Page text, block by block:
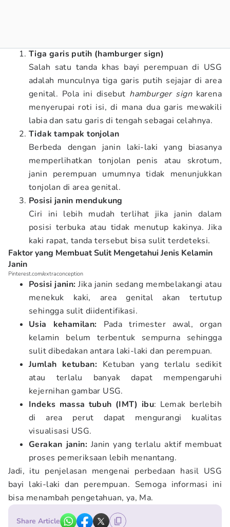
Tiga garis putih (hamburger sign)
Salah satu tanda khas bayi perempuan di USG
adalah munculnya tiga garis putih sejajar di area
genital. Pola ini disebut hamburger signkarena
menyerupai roti isi, di mana dua garis mewakili
labia dan satu garis di tengah sebagai celahnya.
Tidak tampak tonjolan
Berbeda dengan janin laki-laki yang biasanya
memperlihatkan tonjolan penis atau skrotum,
janin perempuan umumnya tidak menunjukkan
tonjolan di area genital.
Posisi janin mendukung
Ciri ini lebih mudah terlihat jika janin dalam
posisi terbuka atau tidak menutup kakinya. Jika
kaki rapat, tanda tersebut bisa sulit terdeteksi.
Faktor yang Membuat Sulit Mengetahui Jenis Kelamin
Janin
Pinterest.com/extraconception
Posisi janin:Jika janin sedang membelakangi atau
menekuk kaki, area genital akan tertutup
sehingga sulit diidentifikasi.
Usia kehamilan: Pada trimester awal, organ
kelamin belum terbentuk sempurna sehingga
sulit dibedakan antara laki-laki dan perempuan.
Jumlah ketuban: Ketuban yang terlalu sedikit
atau terlalu banyak dapat mempengaruhi
kejernihan gambar USG.
Indeks massa tubuh (IMT) ibu: Lemak berlebih
di area perut dapat mengurangi kualitas
visualisasi USG.
Gerakan janin: Janin yang terlalu aktif membuat
proses pemeriksaan lebih menantang.
Jadi, itu penjelasan mengenai perbedaan hasil USG
bayi laki-laki dan perempuan. Semoga informasi ini
bisa menambah pengetahuan, ya, Ma.
Share Article